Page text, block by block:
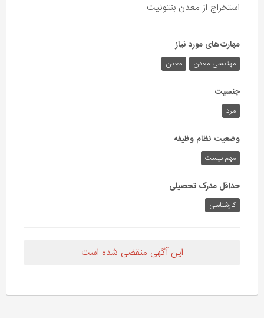
استخراج از معدن بنتونیت
مهارت‌های مورد نیاز
مهندسی معدن معدن
جنسیت
مرد
وضعیت نظام وظیفه
مهم‌ نیست
حداقل مدرک تحصیلی
کارشناسی
این آگهی منقضی شده است